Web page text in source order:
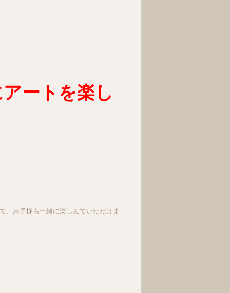
ートを楽し
、お子様も一緒に楽しんでいただけま